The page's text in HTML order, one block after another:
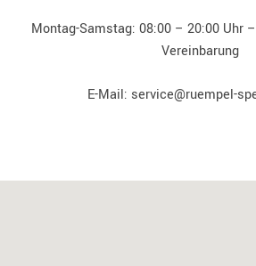
Montag-Samstag: 08:00 – 20:00 Uhr
Vereinbarung
E-Mail: service@ruempel-